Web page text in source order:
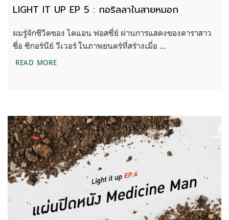
LIGHT IT UP EP 5 : กอริลลาในสายหมอก
ผมรู้จักชีวิตของ ไดแอน ฟอสซี่ย์ ผ่านการแสดงของดาราสาว
ชื่อ ซิกอร์นีย์ วีเวอร์ ในภาพยนตร์ที่สร้างเมื่อ …
READ MORELIGHT IT UP EP 5 : กอริลลาในสายหมอก